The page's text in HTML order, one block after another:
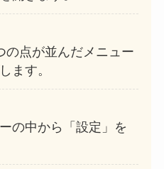
の点が並んだメニュー
ます。
の中から「設定」を